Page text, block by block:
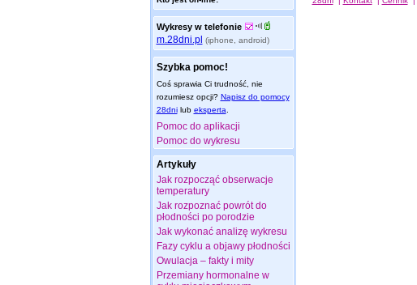
Wykresy w telefonie
m.28dni.pl (iphone, android)
Szybka pomoc!
Coś sprawia Ci trudność, nie
rozumiesz opcji? Napisz do pomocy
28dnilub eksperta
Pomoc do aplikacji
Pomoc do wykresu
Artykuły
Jak rozpocząć obserwacje
temperatury
Jak rozpoznać powrót do
płodności po porodzie
Jak wykonać analizę wykresu
Fazy cyklu a objawy płodności
Owulacja – fakty i mity
Przemiany hormonalne w